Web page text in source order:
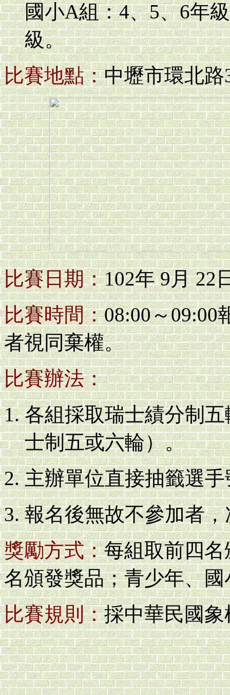
國小A組：4、5、6
級。
比賽地點：中壢市環北
比賽日期：102年 9月 22
比賽時間：08:00～09:00
者視同棄權。
比賽辦法：
各組採取瑞士績分制
士制五或六輪）。
主辦單位直接抽籤選
報名後無故不參加者
獎勵方式：每組取前四
名頒發獎品；青少年、
比賽規則：採中華民國